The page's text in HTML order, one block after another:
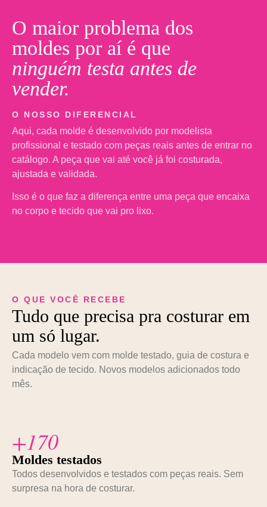
O maior problema dos
moldes por aí é que
ninguém testa antes de
vender.
O NOSSO DIFERENCIAL
Aqui, cada molde é desenvolvido por modelista
profissional e testado com peças reais antes de entrar no
catálogo. A peça que vai até você já foi costurada,
ajustada e validada.
Isso é o que faz a diferença entre uma peça que encaixa
no corpo e tecido que vai pro lixo.
O QUE VOCÊ RECEBE
Tudo que precisa pra costurar em
um só lugar.
Cada modelo vem com molde testado, guia de costura e
indicação de tecido. Novos modelos adicionados todo
mês.
+170
Moldes testados
Todos desenvolvidos e testados com peças reais. Sem
surpresa na hora de costurar.